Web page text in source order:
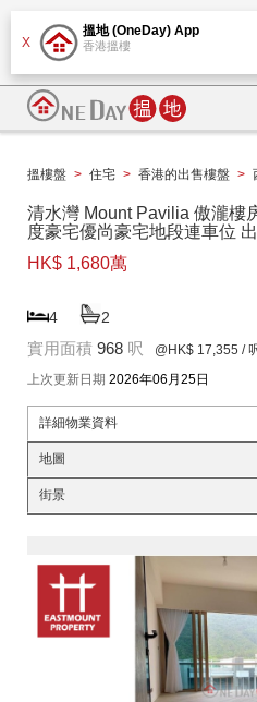
X
搵地 (OneDay) App
香港搵樓
搵樓盤 > 住宅 > 香港的出售樓盤 >
清水灣 Mount Pavilia 傲瀧樓
度豪宅優尚豪宅地段連車位
HK$ 1,680萬
4 2
實用面積 968 呎 @HK$ 17,355 /
上次更新日期 2026年06月25日
詳細物業資料
地圖
街景